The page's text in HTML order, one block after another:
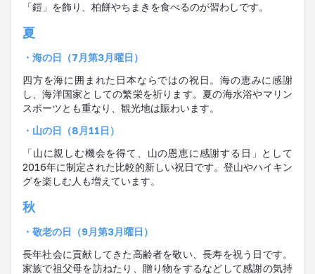
「鎧」を飾り、柏餅やちまきを食べるのが習わしです。
夏
・海の日（7 月第3月曜日）
四方を海に囲まれた日本ならではの祝日。海の恵みに感謝
し、海洋国家としての繁栄を祈ります。夏の海水浴やマリン
スポーツとも重なり、観光地は賑わいます。
・山の日（8 月11日）
「山に親しむ機会を得て、山の恩恵に感謝する日」として
2016年に制定された比較的新しい祝日です。登山やハイキン
グを楽しむ人も増えています。
秋
・敬老の日（9月第3月曜日）
長年社会に貢献してきた高齢者を敬い、長寿を祝う日です。
家族で祖父母を訪ねたり、贈り物をするなどして感謝の気持